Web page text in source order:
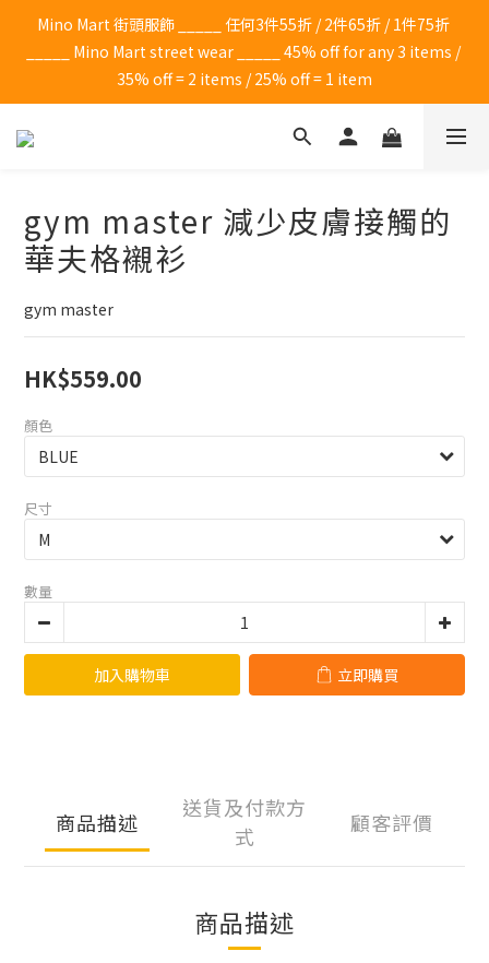
Mino Mart 街頭服飾 _____ 任何3件55折 / 2件65折 / 1件75折
_____ Mino Mart street wear _____ 45% off for any 3 items /
35% off = 2 items / 25% off = 1 item
gym master 減少皮膚接觸的
華夫格襯衫
gym master
HK$559.00
顏色
尺寸
數量
加入購物車 立即購買
商品描述
送貨及付款方
式
顧客評價
商品描述